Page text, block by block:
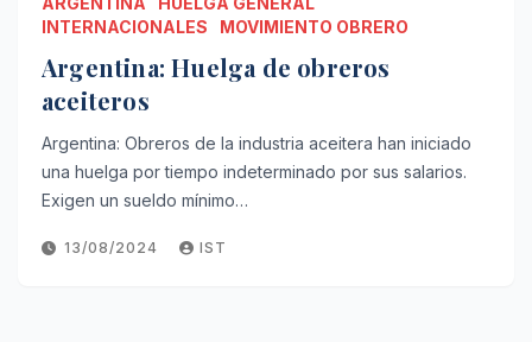
INTERNACIONALES
MOVIMIENTO OBRERO
Argentina: Huelga de obreros
aceiteros
Argentina: Obreros de la industria aceitera han iniciado
una huelga por tiempo indeterminado por sus salarios.
Exigen un sueldo mínimo…
13/08/2024 IST